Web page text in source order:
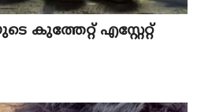
കു​ത്തേ​റ്റ് എ​സ്റ്റേ​റ്റ്